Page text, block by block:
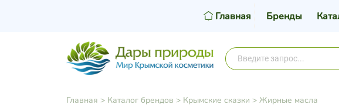
Главная Бренды
Главная > Каталог брендов > Крымские сказки > Жирные масла